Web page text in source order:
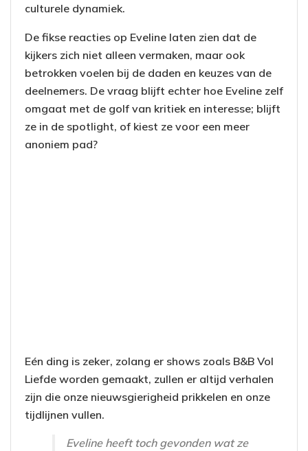
culturele dynamiek.
De fikse reacties op Eveline laten zien dat de
kijkers zich niet alleen vermaken, maar ook
betrokken voelen bij de daden en keuzes van de
deelnemers. De vraag blijft echter hoe Eveline zelf
omgaat met de golf van kritiek en interesse; blijft
ze in de spotlight, of kiest ze voor een meer
anoniem pad?
Eén ding is zeker, zolang er shows zoals B&B Vol
Liefde worden gemaakt, zullen er altijd verhalen
zijn die onze nieuwsgierigheid prikkelen en onze
tijdlijnen vullen.
Eveline heeft toch gevonden wat ze